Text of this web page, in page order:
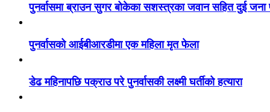
पुनर्वासमा ब्राउन सुगर बोकेका सशस्त्रका जवान सहित दुई जना
पुनर्वासको आईबीआरडीमा एक महिला मृत फेला
डेढ महिनापछि पक्राउ परे पुनर्वासकी लक्ष्मी घर्तीको हत्यारा